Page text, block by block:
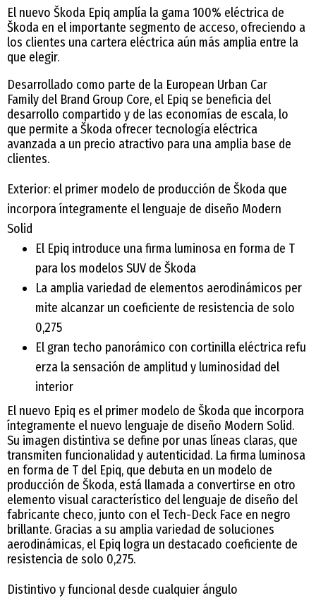
El nuevo Škoda Epiq amplía la gama 100% eléctrica de
Škoda en el importante segmento de acceso, ofreciendo a
los clientes una cartera eléctrica aún más amplia entre la
que elegir.
Desarrollado como parte de la European Urban Car
Family del Brand Group Core, el Epiq se beneficia del
desarrollo compartido y de las economías de escala, lo
que permite a Škoda ofrecer tecnología eléctrica
avanzada a un precio atractivo para una amplia base de
clientes.
Exterior: el primer modelo de producción de Škoda que
incorpora íntegramente el lenguaje de diseño Modern
Solid
El Epiq introduce una firma luminosa en forma de T
para los modelos SUV de Škoda
La amplia variedad de elementos aerodinámicos per
mite alcanzar un coeficiente de resistencia de solo
0,275
El gran techo panorámico con cortinilla eléctrica refu
erza la sensación de amplitud y luminosidad del
interior
El nuevo Epiq es el primer modelo de Škoda que incorpora
íntegramente el nuevo lenguaje de diseño Modern Solid.
Su imagen distintiva se define por unas líneas claras, que
transmiten funcionalidad y autenticidad. La firma luminosa
en forma de T del Epiq, que debuta en un modelo de
producción de Škoda, está llamada a convertirse en otro
elemento visual característico del lenguaje de diseño del
fabricante checo, junto con el Tech-Deck Face en negro
brillante. Gracias a su amplia variedad de soluciones
aerodinámicas, el Epiq logra un destacado coeficiente de
resistencia de solo 0,275.
Distintivo y funcional desde cualquier ángulo